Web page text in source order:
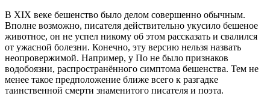
В XIX веке бешенство было делом совершенно обычным.
Вполне возможно, писателя действительно укусило бешеное
животное, он не успел никому об этом рассказать и свалился
от ужасной болезни. Конечно, эту версию нельзя назвать
неопровержимой. Например, у По не было признаков
водобоязни, распространённого симптома бешенства. Тем не
менее такое предположение ближе всего к разгадке
таинственной смерти знаменитого писателя и поэта.